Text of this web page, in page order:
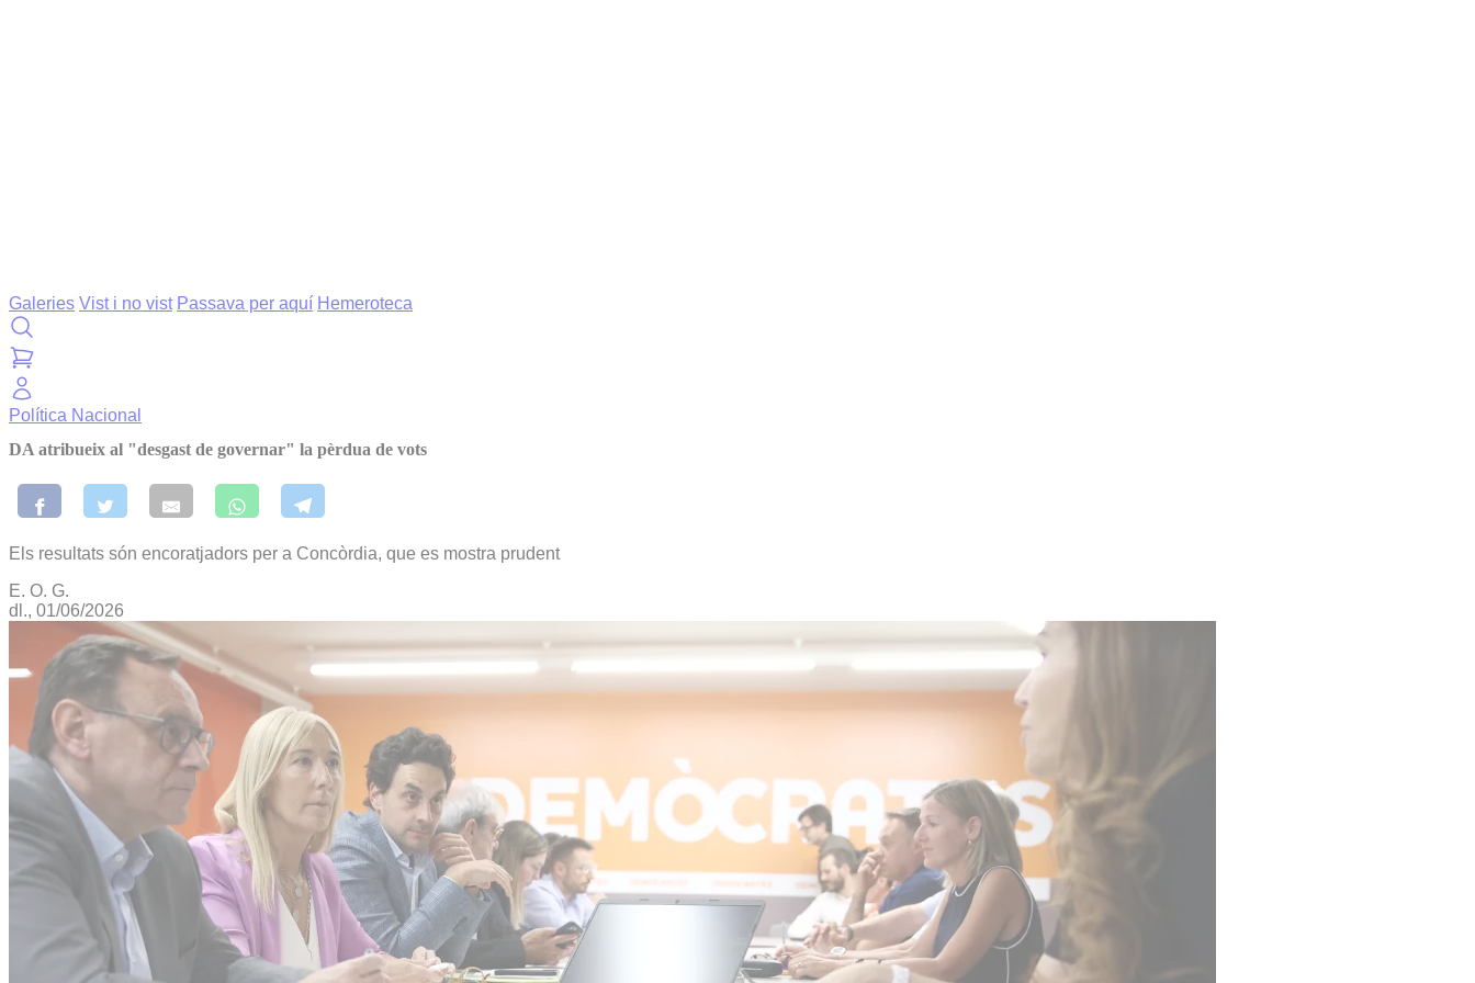
Galeries Vist i no vist Passava per aquí Hemeroteca
Política Nacional
DA atribueix al "desgast de governar" la pèrdua de vots
Els resultats són encoratjadors per a Concòrdia, que es mostra prudent
E. O. G.
dl., 01/06/2026